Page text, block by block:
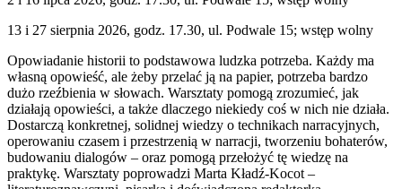
13 i 27 sierpnia 2026, godz. 17.30, ul. Podwale 15; wstęp wolny
Opowiadanie historii to podstawowa ludzka potrzeba. Każdy ma
własną opowieść, ale żeby przelać ją na papier, potrzeba bardzo
dużo rzeźbienia w słowach. Warsztaty pomogą zrozumieć, jak
działają opowieści, a także dlaczego niekiedy coś w nich nie działa.
Dostarczą konkretnej, solidnej wiedzy o technikach narracyjnych,
operowaniu czasem i przestrzenią w narracji, tworzeniu bohaterów,
budowaniu dialogów – oraz pomogą przełożyć tę wiedzę na
praktykę. Warsztaty poprowadzi Marta Kładź-Kocot –